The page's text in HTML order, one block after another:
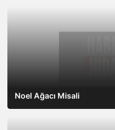
Noel Ağacı Misali